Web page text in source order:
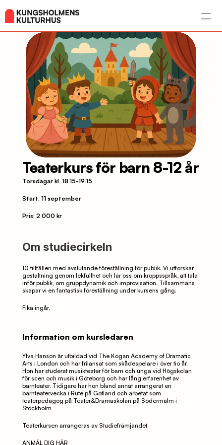
Teaterkurs för barn 8-12 år
Torsdagar kl. 18.15-19.15
Start: 11 september
Pris: 2 000 kr
Om studiecirkeln
10 tillfällen med avslutande föreställning för publik. Vi utforskar
gestaltning genom lekfullhet och lär oss om kroppsspråk, att tala
inför publik, om gruppdynamik och improvisation. Tillsammans
skapar vi en fantastisk föreställning under kursens gång.
Fika ingår.
Information om kursledaren
Ylva Hanson är utbildad vid The Kogan Academy of Dramatic
Arts i London och har frilansat som skådespelare i över tio år.
Hon har studerat musikteater för barn och unga vid Högskolan
för scen och musik i Göteborg och har lång erfarenhet av
barnteater. Tidigare har hon bland annat arrangerat en
barnteatervecka i Rute på Gotland och arbetat som
teaterpedagog på Teater&Dramaskolan på Södermalm i
Stockholm
Teaterkursen arrangeras av Studiefrämjandet.
ANMÄL DIG HÄR